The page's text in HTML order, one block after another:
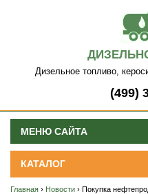
Дизельное топливо,
(499)
МЕНЮ САЙТА
КАТАЛОГ
Главная › Новости › Покупка